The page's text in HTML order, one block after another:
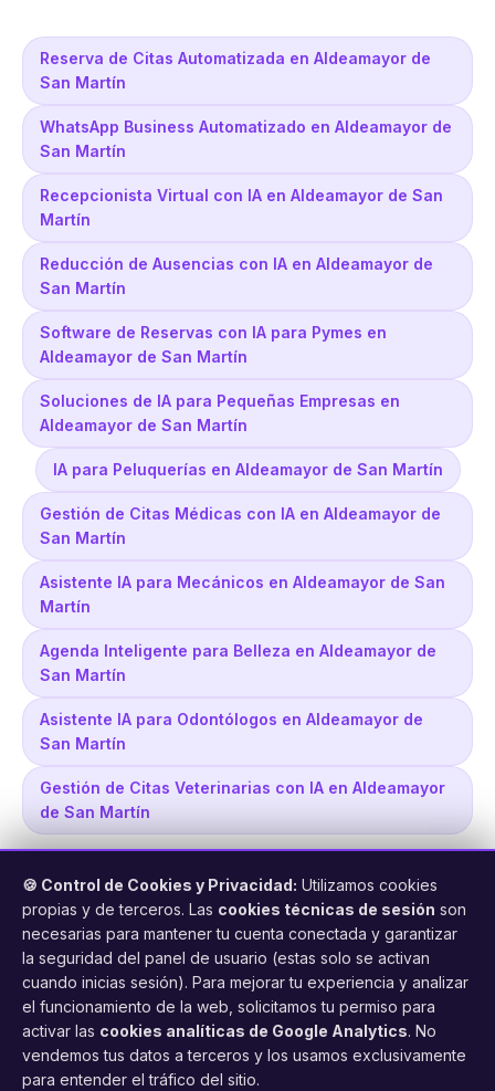
Reserva de Citas Automatizada en Aldeamayor de
San Martín
WhatsApp Business Automatizado en Aldeamayor de
San Martín
Recepcionista Virtual con IA en Aldeamayor de San
Martín
Reducción de Ausencias con IA en Aldeamayor de
San Martín
Software de Reservas con IA para Pymes en
Aldeamayor de San Martín
Soluciones de IA para Pequeñas Empresas en
Aldeamayor de San Martín
IA para Peluquerías en Aldeamayor de San Martín
Gestión de Citas Médicas con IA en Aldeamayor de
San Martín
Asistente IA para Mecánicos en Aldeamayor de San
Martín
Agenda Inteligente para Belleza en Aldeamayor de
San Martín
Asistente IA para Odontólogos en Aldeamayor de
San Martín
Gestión de Citas Veterinarias con IA en Aldeamayor
de San Martín
FacilCita
Asistente inteligente de citas por teléfono y WhatsApp.
Gestión profesional de agenda con IA para tu negocio.
🍪 Control de Cookies y Privacidad: Utilizamos cookies
propias y de terceros. Las cookies técnicas de sesión son
necesarias para mantener tu cuenta conectada y garantizar
la seguridad del panel de usuario (estas solo se activan
cuando inicias sesión). Para mejorar tu experiencia y analizar
el funcionamiento de la web, solicitamos tu permiso para
activar las cookies analíticas de Google Analytics. No
vendemos tus datos a terceros y los usamos exclusivamente
para entender el tráfico del sitio.